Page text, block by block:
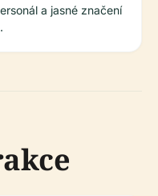
a jasné značení